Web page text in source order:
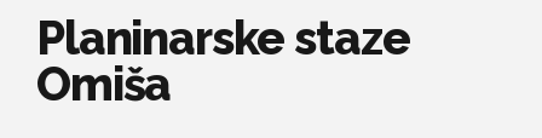
Planinarske staze
Omiša